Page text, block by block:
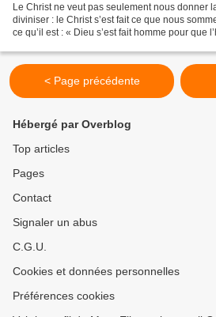
Le Christ ne veut pas seulement nous donner
diviniser : le Christ s’est fait ce que nous
ce qu’il est : « Dieu s’est fait homme pour que
< Page précédente
Hébergé par Overblog
Top articles
Pages
Contact
Signaler un abus
C.G.U.
Cookies et données personnelles
Préférences cookies